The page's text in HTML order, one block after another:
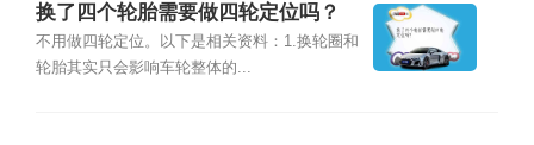
换了四个轮胎需要做四轮定位吗？
不用做四轮定位。以下是相关资料：1.换轮圈和
轮胎其实只会影响车轮整体的...